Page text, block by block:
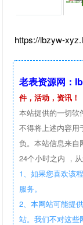
https://lbzyw-
老表资源网：
件，活动，资讯！
本站提供的一切软
不得将上述内容用
负。本站信息来自
24个小时之内 ，
1、如果您喜欢该
服务。
2、本网站可能提
站。我们不对这些